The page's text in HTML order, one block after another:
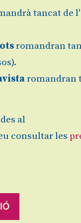
| Avís Legal |
tancat de
romandran
romandran
al
consultar les